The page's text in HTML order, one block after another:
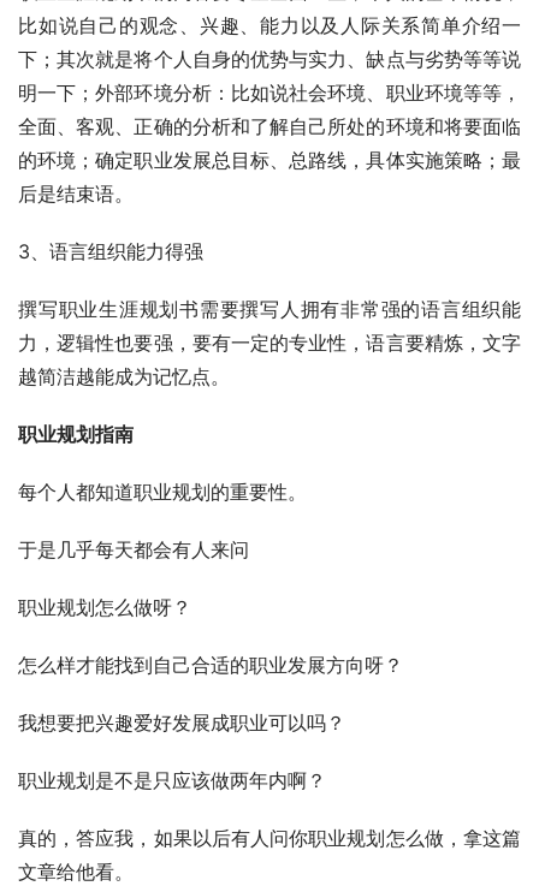
比如说自己的观念、兴趣、能力以及人际关系简单介绍一
下；其次就是将个人自身的优势与实力、缺点与劣势等等说
明一下；外部环境分析：比如说社会环境、职业环境等等，
全面、客观、正确的分析和了解自己所处的环境和将要面临
的环境；确定职业发展总目标、总路线，具体实施策略；最
后是结束语。
3、语言组织能力得强
撰写职业生涯规划书需要撰写人拥有非常强的语言组织能
力，逻辑性也要强，要有一定的专业性，语言要精炼，文字
越简洁越能成为记忆点。
职业规划指南
每个人都知道职业规划的重要性。
于是几乎每天都会有人来问
职业规划怎么做呀？
怎么样才能找到自己合适的职业发展方向呀？
我想要把兴趣爱好发展成职业可以吗？
职业规划是不是只应该做两年内啊？
真的，答应我，如果以后有人问你职业规划怎么做，拿这篇
文章给他看。